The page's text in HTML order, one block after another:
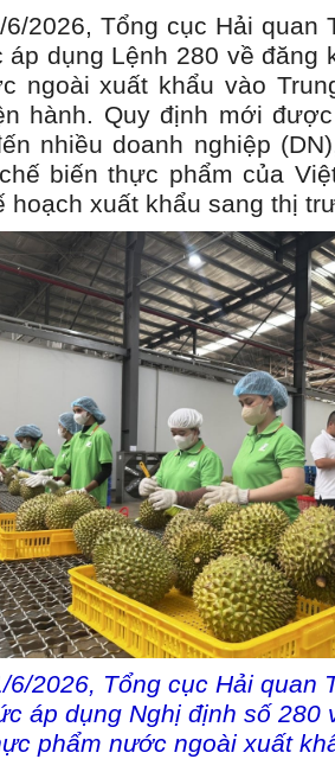
2026, Tổng cục Hải quan
áp dụng Lệnh 280 về
ngoài xuất khẩu vào
hành. Quy định mới
nhiều doanh nghiệp
biến thực phẩm của
hoạch xuất khẩu sang thị
6/2026, Tổng cục Hải quan
áp dụng Nghị định số 280
phẩm nước ngoài xuất